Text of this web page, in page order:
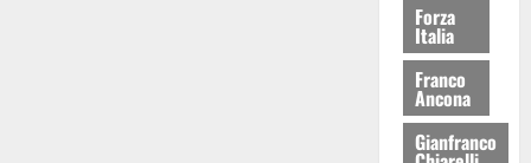
Forza
Italia
Franco
Ancona
Gianfranco